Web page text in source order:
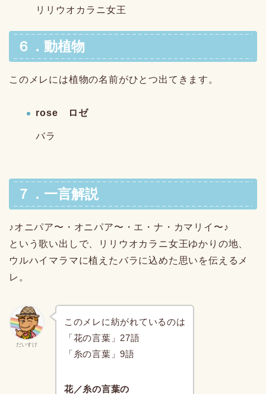
リリウオカラニ女王
６．動植物
このメレには植物の名前がひとつ出てきます。
rose ロゼ
バラ
７．一言解説
♪オニパア〜・オニパア〜・エ・ナ・カマリイ〜♪
という歌い出しで、リリウオカラニ女王ゆかりの地、
ウルハイマラマに植えたバラに込めた思いを伝えるメ
レ。
だいすけ
このメレに紡がれているのは
「花の言葉」27語
「糸の言葉」9語
花／糸の言葉の